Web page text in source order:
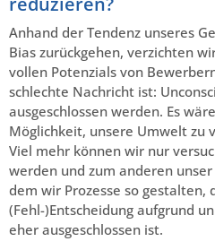
Anhand der Tendenz unseres
Bias zurückgehen, verzichten
vollen Potenzials von
schlechte Nachricht ist:
ausgeschlossen werden. Es
Möglichkeit, unsere Umwelt zu
Viel mehr können wir nur
werden und zum anderen
dem wir Prozesse so gestalten,
(Fehl-)Entscheidung aufgrund
eher ausgeschlossen ist.